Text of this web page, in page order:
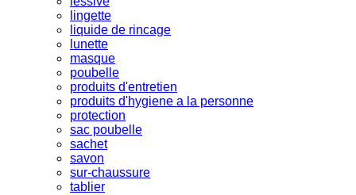
lingette
liquide de rincage
lunette
masque
poubelle
produits d'entretien
produits d'hygiene a la personne
protection
sac poubelle
sachet
savon
sur-chaussure
tablier